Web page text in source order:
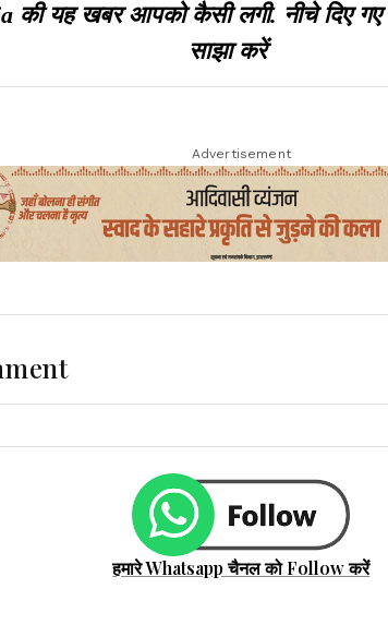
की यह खबर आपको कैसी लगी. नीचे दिए गए
साझा करें
Advertisement
हमारे Whatsapp चैनल को Follow करें